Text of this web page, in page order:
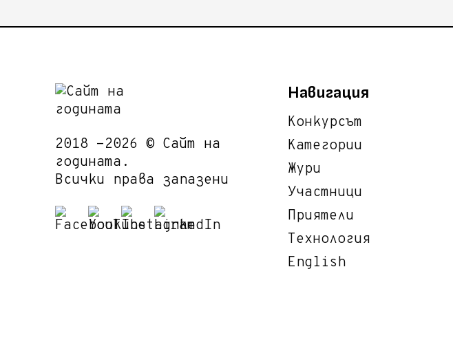
2018 -2026 © Сайт на
годината.
Всички права запазени
Навигация
Конкурсът
Категории
Жури
Участници
Приятели
Технология
English